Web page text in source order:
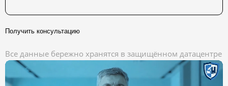
Получить консультацию
Все данные бережно хранятся в защищённом датацентре